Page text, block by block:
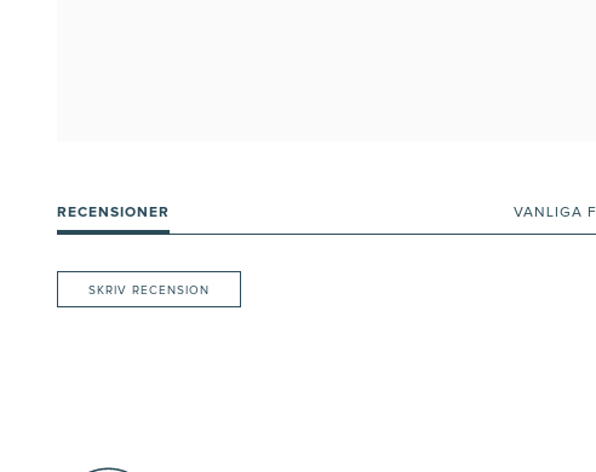
RECENSIONER VANLIGA
SKRIV RECENSION